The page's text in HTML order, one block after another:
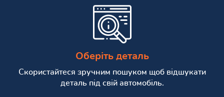
Оберіть деталь
Скористайтеся зручним пошуком щоб відшукати
деталь під свій автомобіль.